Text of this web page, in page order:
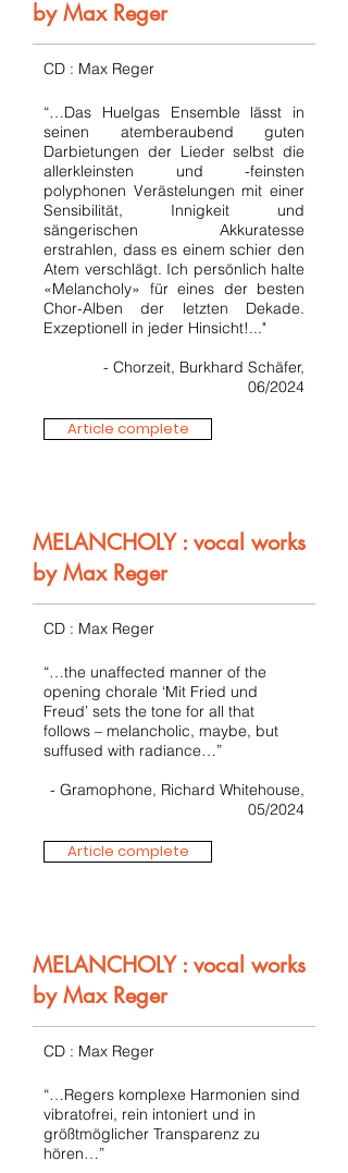
by Max Reger
CD : Max Reger
“…Das Huelgas Ensemble lässt in
seinen atemberaubend guten
Darbietungen der Lieder selbst die
allerkleinsten und -feinsten
polyphonen Verästelungen mit einer
Sensibilität, Innigkeit und
sängerischen Akkuratesse
erstrahlen, dass es einem schier den
Atem verschlägt. Ich persönlich halte
«Melancholy» für eines der besten
Chor-Alben der letzten Dekade.
Exzeptionell in jeder Hinsicht!..."
- Chorzeit, Burkhard Schäfer,
06/2024
Article complete
MELANCHOLY : vocal works
by Max Reger
CD : Max Reger
“…the unaffected manner of the
opening chorale ‘Mit Fried und
Freud’ sets the tone for all that
follows – melancholic, maybe, but
suffused with radiance…”
- Gramophone, Richard Whitehouse,
05/2024
Article complete
MELANCHOLY : vocal works
by Max Reger
CD : Max Reger
“…Regers komplexe Harmonien sind
vibratofrei, rein intoniert und in
größtmöglicher Transparenz zu
hören…”